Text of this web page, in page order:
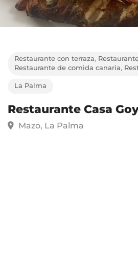
Restaurante con terraza
La Palma